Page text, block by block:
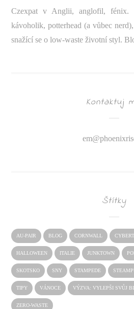
Czexpat v Anglii, anglofil, fénix.
kávoholik, potterhead (a vůbec
snažící se o low-waste životní styl.
Kontaktuj
em@
Štítky
AU-PAIR BLOG CORNWALL
HALLOWEEN ITALIE JUNKTOWN
SKOTSKO SNY STAMPEDE
TIPY VÁNOCE VÝZVA: VYLEPŠI SVŮJ
ZERO-WASTE